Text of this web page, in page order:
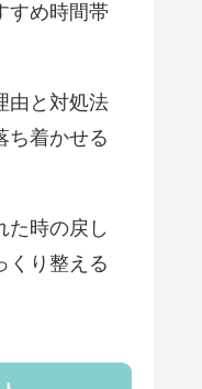
すめ時間帯
由と対処法
ち着かせる
た時の戻し
くり整える